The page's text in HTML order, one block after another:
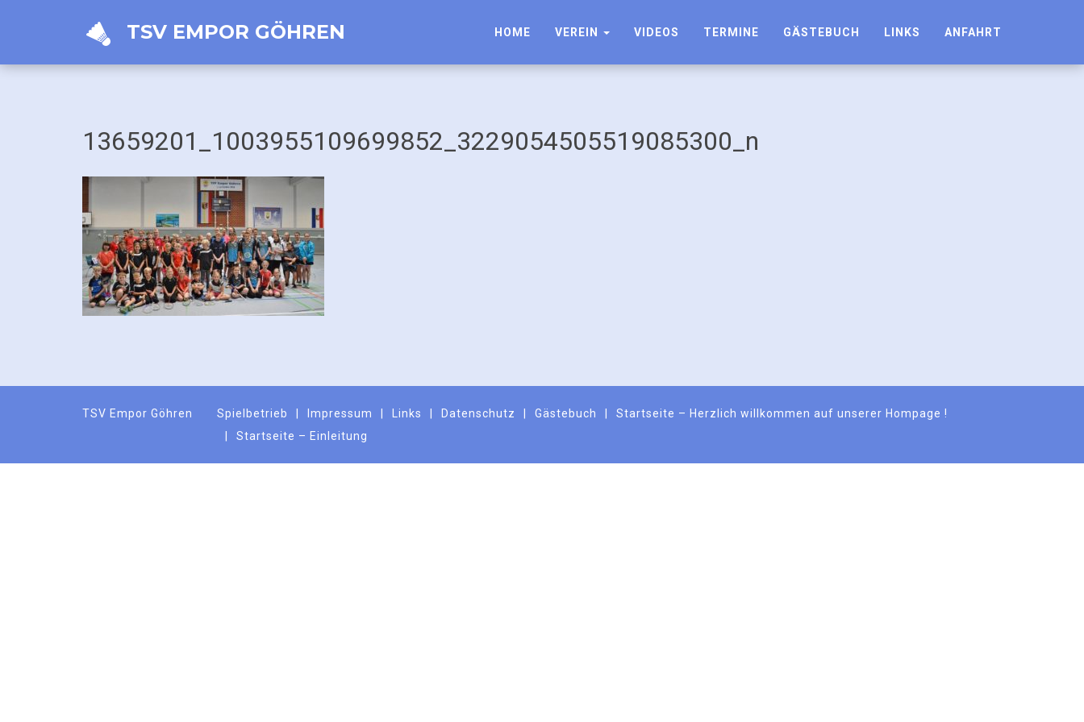
TSV EMPOR GÖHREN HOME VEREIN VIDEOS TERMINE GÄSTEBUCH LINKS ANFAHRT
13659201_1003955109699852_3229054505519085300_n
TSV Empor Göhren Spielbetrieb Impressum Links Datenschutz Gästebuch
Startseite – Herzlich willkommen auf unserer Hompage !
Startseite – Einleitung